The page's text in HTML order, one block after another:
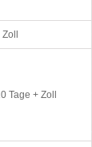
Tage + Zoll